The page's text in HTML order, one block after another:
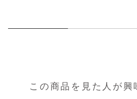
この商品を見た人が興